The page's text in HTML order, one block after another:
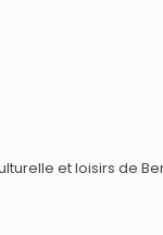
et loisirs de